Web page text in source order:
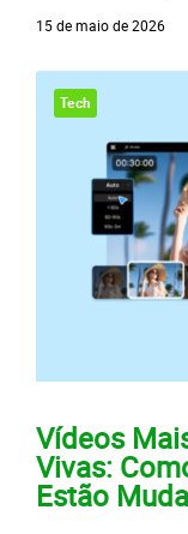
15 de maio de 2026
Tech
Vídeos
Vivas:
Estão